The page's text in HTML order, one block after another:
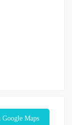
Google Maps